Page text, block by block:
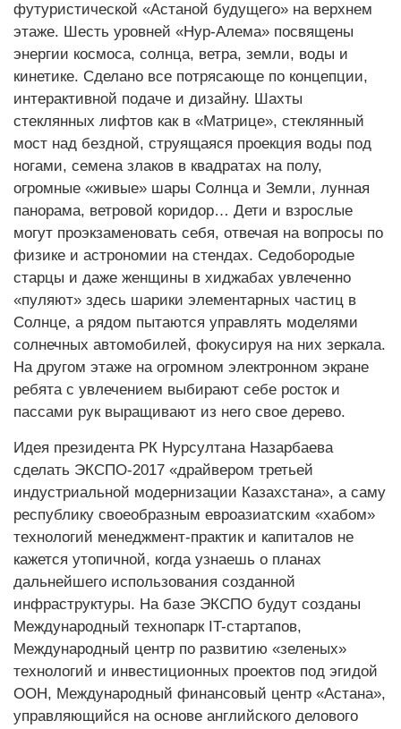
футуристической «Астаной будущего» на верхнем
этаже. Шесть уровней «Нур-Алема» посвящены
энергии космоса, солнца, ветра, земли, воды и
кинетике. Сделано все потрясающе по концепции,
интерактивной подаче и дизайну. Шахты
стеклянных лифтов как в «Матрице», стеклянный
мост над бездной, струящаяся проекция воды под
ногами, семена злаков в квадратах на полу,
огромные «живые» шары Солнца и Земли, лунная
панорама, ветровой коридор… Дети и взрослые
могут проэкзаменовать себя, отвечая на вопросы по
физике и астрономии на стендах. Седобородые
старцы и даже женщины в хиджабах увлеченно
«пуляют» здесь шарики элементарных частиц в
Солнце, а рядом пытаются управлять моделями
солнечных автомобилей, фокусируя на них зеркала.
На другом этаже на огромном электронном экране
ребята с увлечением выбирают себе росток и
пассами рук выращивают из него свое дерево.
Идея президента РК Нурсултана Назарбаева
сделать ЭКСПО-2017 «драйвером третьей
индустриальной модернизации Казахстана», а саму
республику своеобразным евроазиатским «хабом»
технологий менеджмент-практик и капиталов не
кажется утопичной, когда узнаешь о планах
дальнейшего использования созданной
инфраструктуры. На базе ЭКСПО будут созданы
Международный технопарк IT-стартапов,
Международный центр по развитию «зеленых»
технологий и инвестиционных проектов под эгидой
ООН, Международный финансовый центр «Астана»,
управляющийся на основе английского делового